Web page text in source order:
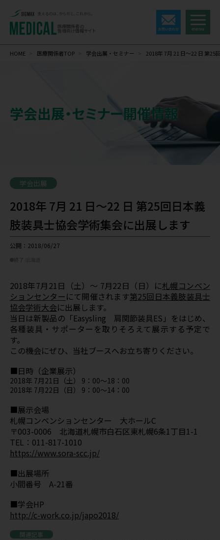
支えるのは、からだと、これから。
医療関係者の
皆様向け情報サイト
HOME > 医療関係者TOP > 学会出展・セミナー > 2018年 7月 21 日～22 日 第
学会出展・セミナー開催情報
学会出展
2018年 7月 21 日～22 日 第25回日本義
肢装具士協会学術集会に出展します
公開：2018/06/27
2018年7月21日（土）～ 7月22日（日）に札幌コンベン
ションセンターにて開催されます第25回日本義肢装具士
協会学術大会に出展します。
当日は新製品の「Easysling 肩関節装具ES」をはじめ、
各種装具・サポーターを取りそろえて展示する予定で
す。
この機会にぜひ、当社ブースへお立ち寄りください。
■日時（企業展示）
2018年 7月21日（土） 9：00～18：00
2018年 7月22日（日） 9：00～14：00
■展示会場
札幌コンベンションセンター 大ホールC
〒003-0006 北海道札幌市白石区東札幌6条1丁目1-1
TEL：011-817-1010
https://www.sora-scc.jp/
■出展場所
小間番号 A-21番
■学会HP
http://c-work.co.jp/japo2018/
関連記事